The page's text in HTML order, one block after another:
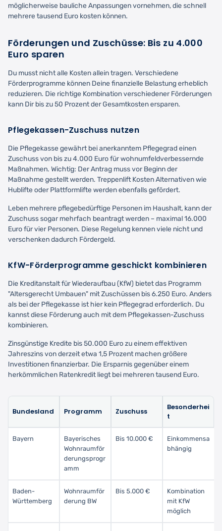
möglicherweise bauliche Anpassungen vornehmen, die schnell
mehrere tausend Euro kosten können.
Förderungen und Zuschüsse: Bis zu 4.000
Euro sparen
Du musst nicht alle Kosten allein tragen. Verschiedene
Förderprogramme können Deine finanzielle Belastung erheblich
reduzieren. Die richtige Kombination verschiedener Förderungen
kann Dir bis zu 50 Prozent der Gesamtkosten ersparen.
Pflegekassen-Zuschuss nutzen
Die Pflegekasse gewährt bei anerkanntem Pflegegrad einen
Zuschuss von bis zu 4.000 Euro für wohnumfeldverbessernde
Maßnahmen. Wichtig: Der Antrag muss vor Beginn der
Maßnahme gestellt werden. Treppenlift Kosten Alternativen wie
Hublifte oder Plattformlifte werden ebenfalls gefördert.
Leben mehrere pflegebedürftige Personen im Haushalt, kann der
Zuschuss sogar mehrfach beantragt werden – maximal 16.000
Euro für vier Personen. Diese Regelung kennen viele nicht und
verschenken dadurch Fördergeld.
KfW-Förderprogramme geschickt kombinieren
Die Kreditanstalt für Wiederaufbau (KfW) bietet das Programm
"Altersgerecht Umbauen" mit Zuschüssen bis 6.250 Euro. Anders
als bei der Pflegekasse ist hier kein Pflegegrad erforderlich. Du
kannst diese Förderung auch mit dem Pflegekassen-Zuschuss
kombinieren.
Zinsgünstige Kredite bis 50.000 Euro zu einem effektiven
Jahreszins von derzeit etwa 1,5 Prozent machen größere
Investitionen finanzierbar. Die Ersparnis gegenüber einem
herkömmlichen Ratenkredit liegt bei mehreren tausend Euro.
Bundesland Programm Zuschuss
Besonderhei
t
Bayern
Bayerisches
Wohnraumför
derungsprogr
amm
Bis 10.000 €
Einkommensa
bhängig
Baden-
Württemberg
Wohnraumför
derung BW
Bis 5.000 €
Kombination
mit KfW
möglich